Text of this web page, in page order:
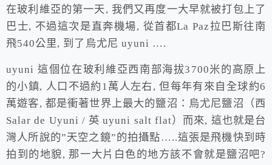
在玻利維亞的第一天, 我們又再度一大早就被打包上了
巴士, 不過這次是直奔機場, 從首都La Paz拉巴斯往南
飛540公里, 到了烏尤尼 uyuni ….
uyuni 這個位在玻利維亞西南部海拔3700米的高原上
的小鎮, 人口不過約1萬人左右, 但每年有來自全球約6
萬遊客, 都是衝著世界上最大的鹽沼：烏尤尼鹽沼（西
Salar de Uyuni / 英 uyuni salt flat）而來, 這也就是台
灣人所說的”天空之鏡”的拍攝點…..這張是飛機快到時
拍到的地貌, 那一大片白色的地方該不會就是鹽沼吧?